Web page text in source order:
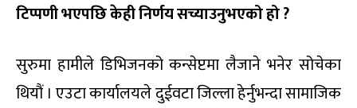
टिप्पणीभएपछिकेहीनिर्णयसच्याउनुभएकोहो?
सुरुमा हामीले डिभिजनको कन्सेप्टमा लैजाने भनेर सोचेका
थियौं । एउटा कार्यालयले दुईवटा जिल्ला हेर्नुभन्दा सामाजिक